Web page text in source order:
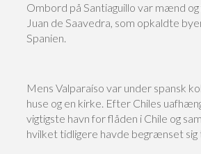
Ombord på Santiaguillo var mænd
Juan de Saavedra, som opkaldte
Spanien.
Mens Valparaíso var under spansk
huse og en kirke. Efter Chiles
vigtigste havn for flåden i Chile og
hvilket tidligere havde begrænset sig